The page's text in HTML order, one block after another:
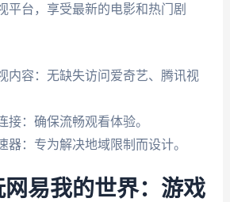
平台，享受最新的电影和热门剧
内容：无缺失访问爱奇艺、腾讯视
接：确保流畅观看体验。
器：专为解决地域限制而设计。
易我的世界：游戏